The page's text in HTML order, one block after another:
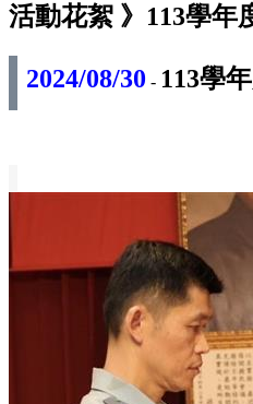
活動花絮 》 113學年
2024/08/30 - 113學